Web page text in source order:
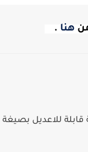
هنا .
قابلة للاعديل بصيغة